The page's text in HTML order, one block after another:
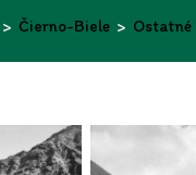
> Čierno-Biele >